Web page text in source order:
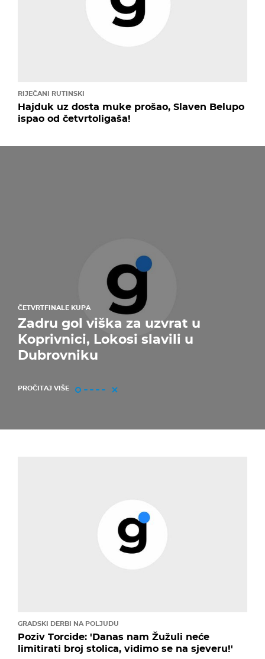
RIJEČANI RUTINSKI
Hajduk uz dosta muke prošao, Slaven Belupo
ispao od četvrtoligaša!
ČETVRTFINALE KUPA
Zadru gol viška za uzvrat u
Koprivnici, Lokosi slavili u
Dubrovniku
PROČITAJ VIŠE
GRADSKI DERBI NA POLJUDU
Poziv Torcide: 'Danas nam Žužuli neće
limitirati broj stolica, vidimo se na sjeveru!'